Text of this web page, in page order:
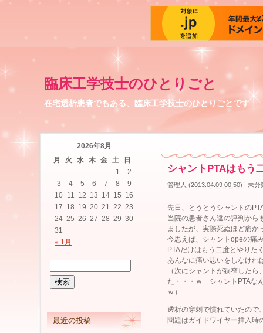
臨床工学技士のひとりごと
在宅透析患者でもある、臨床工学技士のひとりごとです
シャントPTAはもう
管理人 (2013.04.09 00:50) | 未分
先日、とうとうシャントの
当院の患者さん達の評判から
ましたが、実際死ぬほど痛か
今思えば、シャントopeの痛
PTAだけはもう二度とやりた
あんなに痛い思いをしなけれ
（次にシャントが狭窄した
た・・・ｗ シャントPTAな
ｗ）
透析の穿刺で慣れていたので
問題はガイドワイヤー挿入時
2026年8月
月
火 水 木 金 土 日
« 1月
1
2
3
4 5 6 7 8
9
10 11 12 13 14 15 16
17 18 19 20 21 22 23
24 25 26 27 28 29 30
31
最近の投稿